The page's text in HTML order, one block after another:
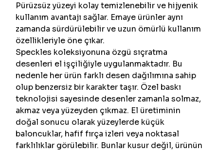
Pürüzsüz yüzeyi kolay temizlenebilir ve hijyenik
kullanım avantajı sağlar. Emaye ürünler aynı
zamanda sürdürülebilir ve uzun ömürlü kullanım
özellikleriyle öne çıkar.
Speckles koleksiyonuna özgü sıçratma
desenleri el işçiliğiyle uygulanmaktadır. Bu
nedenle her ürün farklı desen dağılımına sahip
olup benzersiz bir karakter taşır. Özel baskı
teknolojisi sayesinde desenler zamanla solmaz,
akmaz veya yüzeyden çıkmaz. El üretiminin
doğal sonucu olarak yüzeylerde küçük
baloncuklar, hafif fırça izleri veya noktasal
farklılıklar görülebilir. Bunlar kusur değil, ürünün